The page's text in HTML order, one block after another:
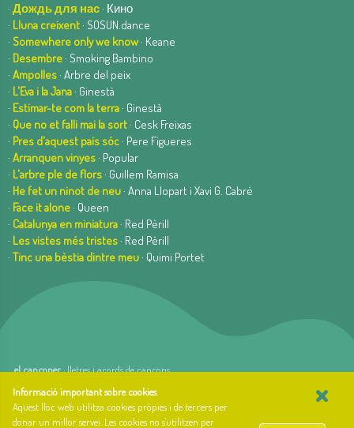
· Дождь для нас· Кино
· Lluna creixent· SOSUN.dance
· Somewhere only we know· Keane
· Desembre· Smoking Bambino
· Ampolles· Arbre del peix
· L'Eva i la Jana· Ginestà
· Estimar-te com la terra· Ginestà
· Que no et falli mai la sort· Cesk Freixas
· Pres d'aquest país sóc· Pere Figueres
· Arranquen vinyes· Popular
· L'arbre ple de flors· Guillem Ramisa
· He fet un ninot de neu· Anna Llopart i Xavi G. Cabré
· Face it alone· Queen
· Catalunya en miniatura· Red Pèrill
· Les vistes més tristes· Red Pèrill
· Tinc una bèstia dintre meu· Quimi Portet
el cançoner· lletres i acords de cançons
web basada en el Gestior de Continguts
creada per arnAu bellavista
Informació important sobre cookies.
Aquest lloc web utilitza cookies pròpies i de tercers per
donar un millor servei. Les cookies no s'utilitzen per
×